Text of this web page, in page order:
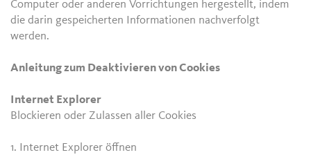
Computer oder anderen Vorrichtungen hergestellt, indem
die darin gespeicherten Informationen nachverfolgt
werden.
Anleitung zum Deaktivieren von Cookies
Internet Explorer
Blockieren oder Zulassen aller Cookies
1. Internet Explorer öffnen